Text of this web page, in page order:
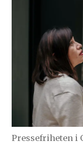
Pressefriheten i